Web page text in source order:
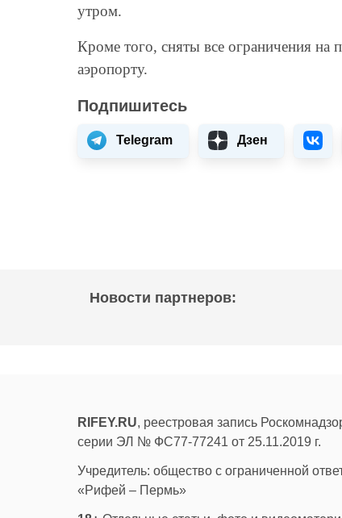
утром.
Кроме того, сняты все ограничения
аэропорту.
Подпишитесь
Telegram Дзен
Новости партнеров:
RIFEY.RU, реестровая запись
серии ЭЛ № ФС77-77241 от 25.11.2019 г.
Учредитель: общество с ограниченной
«Рифей – Пермь»